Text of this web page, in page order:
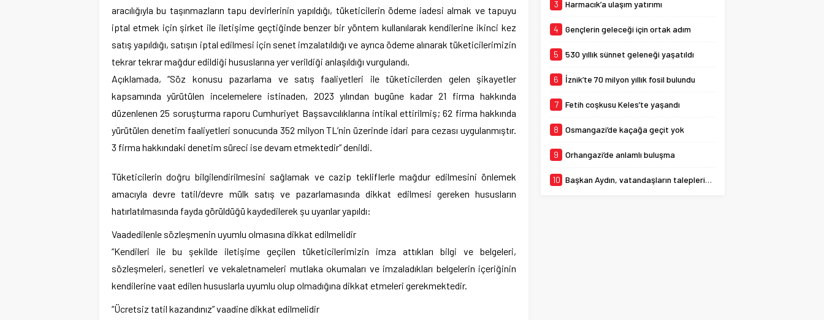
aracılığıyla bu taşınmazların tapu devirlerinin yapıldığı, tüketicilerin ödeme iadesi almak ve tapuyu
iptal etmek için şirket ile iletişime geçtiğinde benzer bir yöntem kullanılarak kendilerine ikinci kez
satış yapıldığı, satışın iptal edilmesi için senet imzalatıldığı ve ayrıca ödeme alınarak tüketicilerimizin
tekrar tekrar mağdur edildiği hususlarına yer verildiği anlaşıldığı vurgulandı.
Açıklamada, “Söz konusu pazarlama ve satış faaliyetleri ile tüketicilerden gelen şikayetler
kapsamında yürütülen incelemelere istinaden, 2023 yılından bugüne kadar 21 firma hakkında
düzenlenen 25 soruşturma raporu Cumhuriyet Başsavcılıklarına intikal ettirilmiş; 62 firma hakkında
yürütülen denetim faaliyetleri sonucunda 352 milyon TL’nin üzerinde idari para cezası uygulanmıştır.
3 firma hakkındaki denetim süreci ise devam etmektedir” denildi.
Tüketicilerin doğru bilgilendirilmesini sağlamak ve cazip tekliflerle mağdur edilmesini önlemek
amacıyla devre tatil/devre mülk satış ve pazarlamasında dikkat edilmesi gereken hususların
hatırlatılmasında fayda görüldüğü kaydedilerek şu uyarılar yapıldı:
Vaadedilenle sözleşmenin uyumlu olmasına dikkat edilmelidir
“Kendileri ile bu şekilde iletişime geçilen tüketicilerimizin imza attıkları bilgi ve belgeleri,
sözleşmeleri, senetleri ve vekaletnameleri mutlaka okumaları ve imzaladıkları belgelerin içeriğinin
kendilerine vaat edilen hususlarla uyumlu olup olmadığına dikkat etmeleri gerekmektedir.
“Ücretsiz tatil kazandınız” vaadine dikkat edilmelidir
Büyükşehir Belediyesi
3 Harmacık’a ulaşım yatırımı
4 Gençlerin geleceği için ortak adım
5 530 yıllık sünnet geleneği yaşatıldı
6 İznik’te 70 milyon yıllık fosil bulundu
7 Fetih coşkusu Keles’te yaşandı
8 Osmangazi’de kaçağa geçit yok
9 Orhangazi’de anlamlı buluşma
10 Başkan Aydın, vatandaşların taleplerini dinledi